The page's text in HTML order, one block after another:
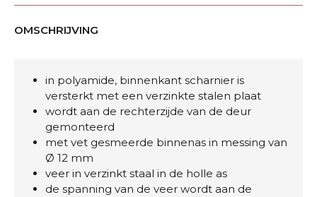
OMSCHRIJVING
in polyamide, binnenkant scharnier is
versterkt met een verzinkte stalen plaat
wordt aan de rechterzijde van de deur
gemonteerd
met vet gesmeerde binnenas in messing van
Ø 12 mm
veer in verzinkt staal in de holle as
de spanning van de veer wordt aan de